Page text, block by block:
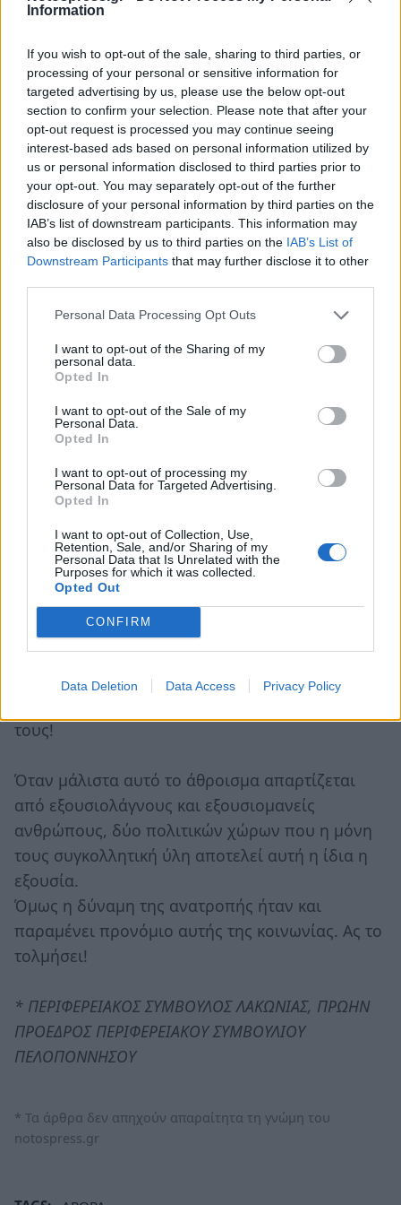
Information
If you wish to opt-out of the sale, sharing to third parties, or
processing of your personal or sensitive information for
targeted advertising by us, please use the below opt-out
section to confirm your selection. Please note that after your
opt-out request is processed you may continue seeing
interest-based ads based on personal information utilized by
us or personal information disclosed to third parties prior to
your opt-out. You may separately opt-out of the further
disclosure of your personal information by third parties on the
IAB’s list of downstream participants. This information may
also be disclosed by us to third parties on the IAB’s List of
Downstream Participants that may further disclose it to other
Personal Data Processing Opt Outs
I want to opt-out of the Sharing of my
personal data.
Opted In
I want to opt-out of the Sale of my
Personal Data.
Opted In
I want to opt-out of processing my
Personal Data for Targeted Advertising.
Opted In
I want to opt-out of Collection, Use,
Retention, Sale, and/or Sharing of my
Personal Data that Is Unrelated with the
Purposes for which it was collected.
Opted Out
CONFIRM
Data Deletion Data Access Privacy Policy
παρακμιακές λογικές που δεν έχουν να
προσφέρουν τίποτα στην κοινωνία που
καταλαβαίνει με το δικό της αλάνθαστο κριτήριο
τη κρίση αντιπροσώπευσης που υπάρχει
σήμερα.
Ιστορικά έχει καταδειχθεί ότι ο εκσυγχρονισμός,
η ανάπτυξη και η ανασυγκρότηση αυτού του
τόπου δεν κατακτιούνται με επιθέσεις εναντίον
αφελληνισμό της παραγωγικής βάσης της
οικονομίας, με επίδειξη κοινωνικής
σκληρότητας και κοινωνικής αδικίας.
Και εν κατακλείδι όλες οι ενέργειες φυγής προς
τους μια αναντικατάστατη παράμετρο , δηλαδή ,
ότι σε καμία περίπτωση δεν πρέπει να
υπονομεύεται αλλά και να μην υποθηκεύεται το
παρόν και το μέλλον της νέας γενιάς και των
νέων ανθρώπων.
Να γιατί η αλλαγή των προσώπων από μόνη της
δεν μπορεί να προσφέρει τίποτα σε μια
αιμορραγούσα κοινωνία, όταν μάλιστα αυτά τα
πρόσωπα έχουν τις ιστορικές ευθύνες τους για
τους!
Όταν μάλιστα αυτό το άθροισμα απαρτίζεται
από εξουσιολάγνους και εξουσιομανείς
ανθρώπους, δύο πολιτικών χώρων που η μόνη
τους συγκολλητική ύλη αποτελεί αυτή η ίδια η
εξουσία.
Όμως η δύναμη της ανατροπής ήταν και
παραμένει προνόμιο αυτής της κοινωνίας. Ας το
τολμήσει!
* ΠΕΡΙΦΕΡΕΙΑΚΟΣ ΣΥΜΒΟΥΛΟΣ ΛΑΚΩΝΙΑΣ, ΠΡΩΗΝ
ΠΡΟΕΔΡΟΣ ΠΕΡΙΦΕΡΕΙΑΚΟΥ ΣΥΜΒΟΥΛΙΟΥ
ΠΕΛΟΠΟΝΝΗΣΟΥ
* Τα άρθρα δεν απηχούν απαραίτητα τη γνώμη του
notospress.gr